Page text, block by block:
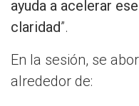
ayuda a acelerar
claridad”.
En la sesión, se
alrededor de: